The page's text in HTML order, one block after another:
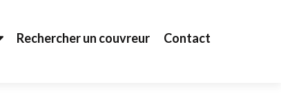
Rechercher un couvreur Contact